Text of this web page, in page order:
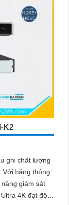
và bảo vệ cho
lựa chọn thông
Hikvision!
giá rẻ và
K2
ghi chất lượng
giám sát
4K đạt độ